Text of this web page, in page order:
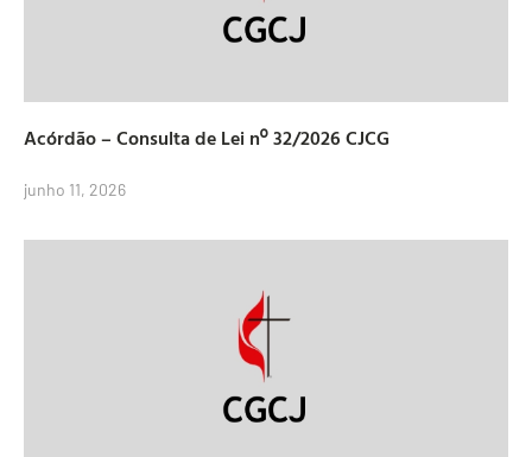
Acórdão – Consulta de Lei nº 32/2026 CJCG
junho 11, 2026